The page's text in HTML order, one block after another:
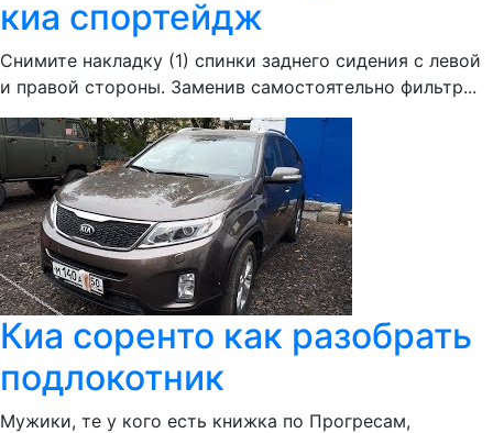
киа спортейдж
Снимите накладку (1) спинки заднего сидения с левой
и правой стороны. Заменив самостоятельно фильтр...
Киа соренто как разобрать
подлокотник
Мужики, те у кого есть книжка по Прогресам,